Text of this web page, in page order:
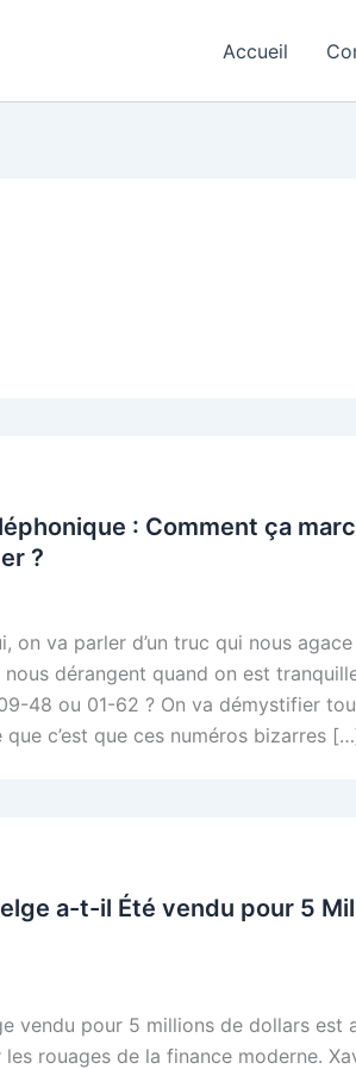
Accueil
: Comment ça
?
on va parler d’un truc qui nous
dérangent quand on est
48 ou 01-62 ? On va démystifier
que c’est que ces numéros bizarres
a-t-il Été vendu pour 5
vendu pour 5 millions de dollars est
les rouages de la finance moderne.